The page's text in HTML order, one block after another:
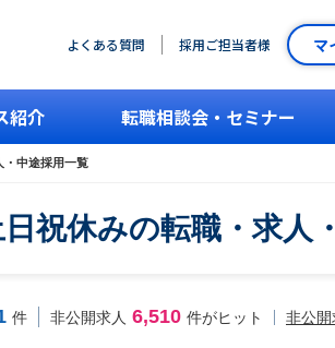
よくある質問 採用ご担当者様 マ
紹介 転職相談会・セミナー
・中途採用一覧
祝休みの転職・求人
件 非公開求人 6,510 件がヒット 非公開